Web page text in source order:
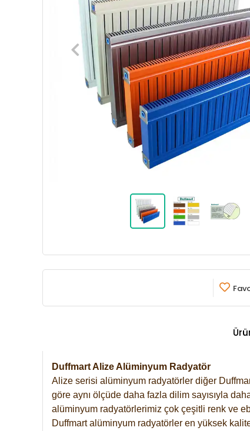
Duffmart Alize Alüminyum Radyatör
Alize serisi alüminyum radyatörler diğer
göre aynı ölçüde daha fazla dilim sayısıyla
alüminyum radyatörlerimiz çok çeşitli renk ve
Duffmart alüminyum radyatörler en yüksek